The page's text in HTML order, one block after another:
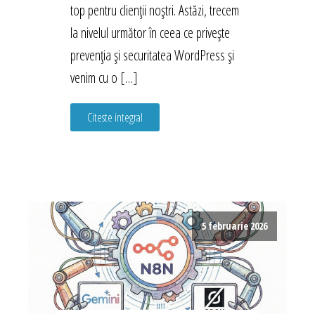
top pentru clienții noștri. Astăzi, trecem
la nivelul următor în ceea ce privește
prevenția și securitatea WordPress și
venim cu o […]
Citeste integral
5 februarie 2026